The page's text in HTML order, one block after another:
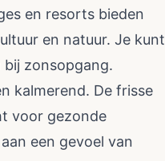
en resorts bieden
en natuur. Je kunt
bij zonsopgang.
kalmerend. De frisse
voor gezonde
een gevoel van